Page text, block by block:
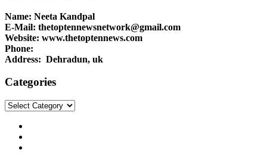
Name: Neeta Kandpal
E-Mail: thetoptennewsnetwork@gmail.com
Website: www.thetoptennews.com
Phone:
Address: Dehradun, uk
Categories
Categories